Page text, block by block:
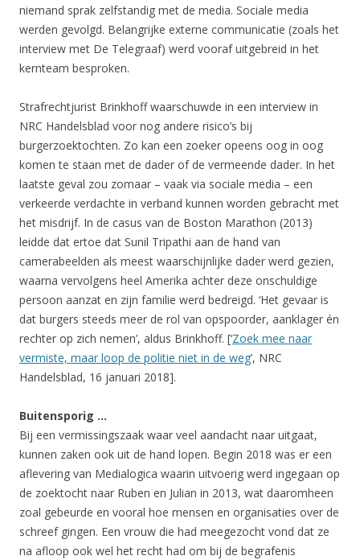
niemand sprak zelfstandig met de media. Sociale media
werden gevolgd. Belangrijke externe communicatie (zoals het
interview met De Telegraaf) werd vooraf uitgebreid in het
kernteam besproken.
Strafrechtjurist Brinkhoff waarschuwde in een interview in
NRC Handelsblad voor nog andere risico’s bij
burgerzoektochten. Zo kan een zoeker opeens oog in oog
komen te staan met de dader of de vermeende dader. In het
laatste geval zou zomaar – vaak via sociale media – een
verkeerde verdachte in verband kunnen worden gebracht met
het misdrijf. In de casus van de Boston Marathon (2013)
leidde dat ertoe dat Sunil Tripathi aan de hand van
camerabeelden als meest waarschijnlijke dader werd gezien,
waarna vervolgens heel Amerika achter deze onschuldige
persoon aanzat en zijn familie werd bedreigd. ‘Het gevaar is
dat burgers steeds meer de rol van opspoorder, aanklager én
rechter op zich nemen’, aldus Brinkhoff. [‘Zoek mee naar
vermiste, maar loop de politie niet in de weg’, NRC
Handelsblad, 16 januari 2018].
Buitensporig …
Bij een vermissingszaak waar veel aandacht naar uitgaat,
kunnen zaken ook uit de hand lopen. Begin 2018 was er een
aflevering van Medialogica waarin uitvoerig werd ingegaan op
de zoektocht naar Ruben en Julian in 2013, wat daaromheen
zoal gebeurde en vooral hoe mensen en organisaties over de
schreef gingen. Een vrouw die had meegezocht vond dat ze
na afloop ook wel het recht had om bij de begrafenis